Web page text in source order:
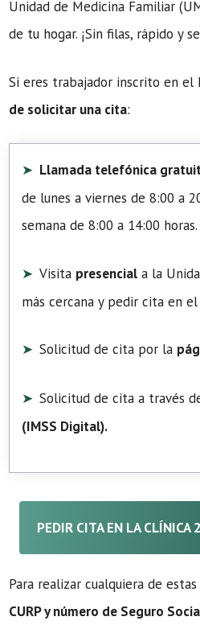
Unidad de Medicina Familiar
de tu hogar. ¡Sin filas, rápido y
Si eres trabajador inscrito en el
de solicitar una cita:
Llamada telefónica
de lunes a viernes de 8:00 a
semana de 8:00 a 14:00 horas.
Visita presencial a la
más cercana y pedir cita en
Solicitud de cita por la
Solicitud de cita a través
(IMSS Digital).
PEDIR CITA EN LA CLÍNICA
Para realizar cualquiera de
CURP y número de Seguro